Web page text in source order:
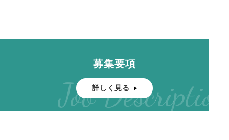
Job Description
募集要項
詳しく見る